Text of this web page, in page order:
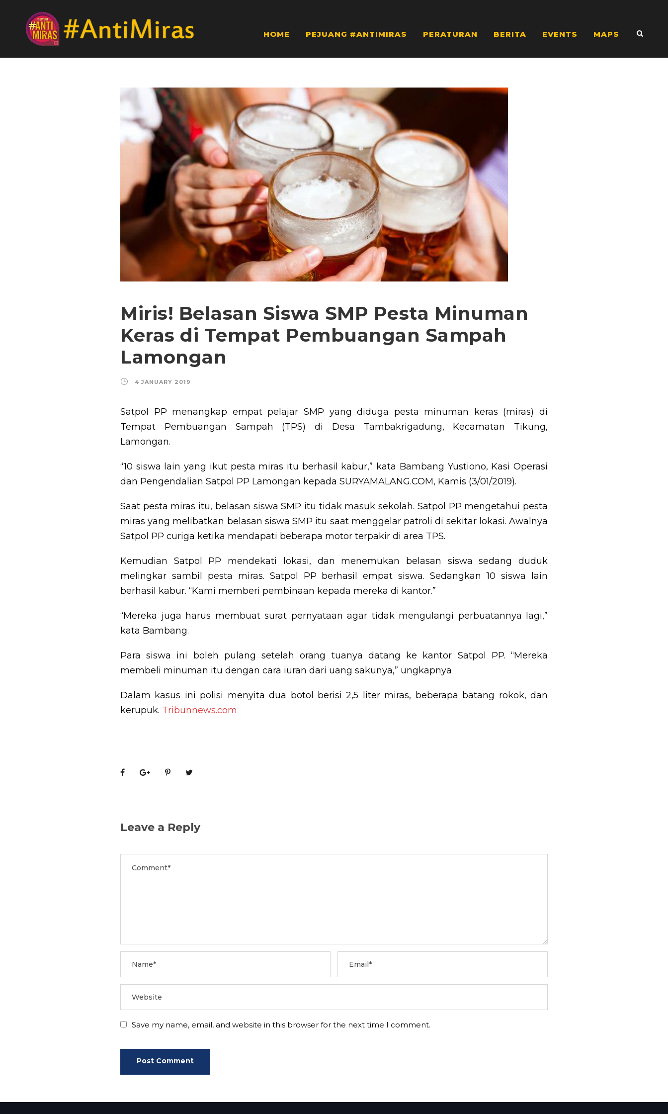
HOME PEJUANG #ANTIMIRAS PERATURAN BERITA EVENTS MAPS
Miris! Belasan Siswa SMP Pesta Minuman
Keras di Tempat Pembuangan Sampah
Lamongan
4 JANUARY 2019
Satpol PP menangkap empat pelajar SMP yang diduga pesta minuman keras (miras) di
Tempat Pembuangan Sampah (TPS) di Desa Tambakrigadung, Kecamatan Tikung,
Lamongan.
“10 siswa lain yang ikut pesta miras itu berhasil kabur,” kata Bambang Yustiono, Kasi Operasi
dan Pengendalian Satpol PP Lamongan kepada SURYAMALANG.COM, Kamis (3/01/2019).
Saat pesta miras itu, belasan siswa SMP itu tidak masuk sekolah. Satpol PP mengetahui pesta
miras yang melibatkan belasan siswa SMP itu saat menggelar patroli di sekitar lokasi. Awalnya
Satpol PP curiga ketika mendapati beberapa motor terpakir di area TPS.
Kemudian Satpol PP mendekati lokasi, dan menemukan belasan siswa sedang duduk
melingkar sambil pesta miras. Satpol PP berhasil empat siswa. Sedangkan 10 siswa lain
berhasil kabur. “Kami memberi pembinaan kepada mereka di kantor.”
“Mereka juga harus membuat surat pernyataan agar tidak mengulangi perbuatannya lagi,”
kata Bambang.
Para siswa ini boleh pulang setelah orang tuanya datang ke kantor Satpol PP. “Mereka
membeli minuman itu dengan cara iuran dari uang sakunya,” ungkapnya
Dalam kasus ini polisi menyita dua botol berisi 2,5 liter miras, beberapa batang rokok, dan
kerupuk. Tribunnews.com
Leave a Reply
Save my name, email, and website in this browser for the next time I comment.